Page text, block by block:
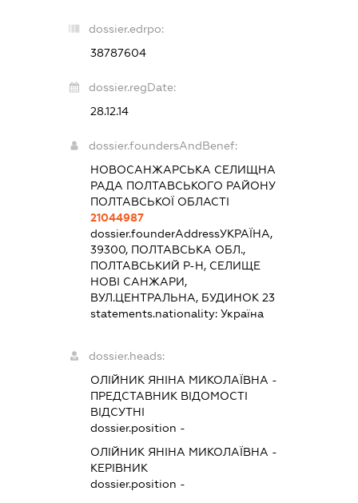
dossier.edrpo:
38787604
dossier.regDate:
28.12.14
dossier.foundersAndBenef:
НОВОСАНЖАРСЬКА СЕЛИЩНА
РАДА ПОЛТАВСЬКОГО РАЙОНУ
ПОЛТАВСЬКОЇ ОБЛАСТІ
21044987
dossier.founderAddressУКРАЇНА,
39300, ПОЛТАВСЬКА ОБЛ.,
ПОЛТАВСЬКИЙ Р-Н, СЕЛИЩЕ
НОВІ САНЖАРИ,
ВУЛ.ЦЕНТРАЛЬНА, БУДИНОК 23
statements.nationality:Україна
dossier.heads:
ОЛІЙНИК ЯНІНА МИКОЛАЇВНА -
ПРЕДСТАВНИК ВІДОМОСТІ
ВІДСУТНІ
dossier.position -
ОЛІЙНИК ЯНІНА МИКОЛАЇВНА -
КЕРІВНИК
dossier.position -